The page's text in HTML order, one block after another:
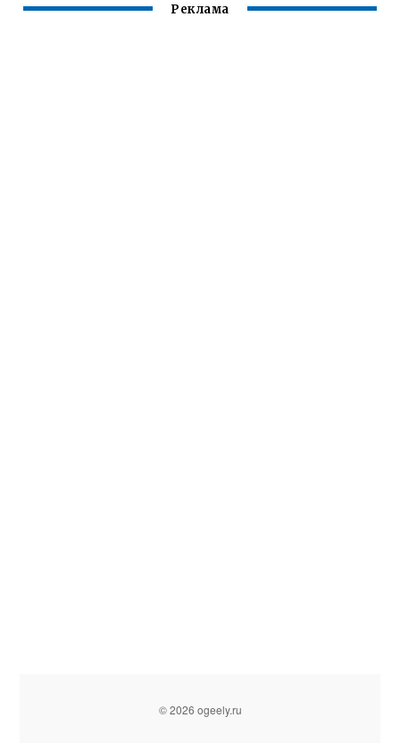
Реклама
© 2026 ogeely.ru